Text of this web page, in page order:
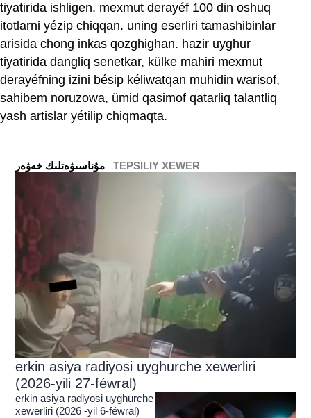
tiyatirida ishligen. mexmut derayéf 100 din oshuq
itotlarni yézip chiqqan. uning eserliri tamashibinlar
arisida chong inkas qozghighan. hazir uyghur
tiyatirida dangliq senetkar, külke mahiri mexmut
derayéfning izini bésip kéliwatqan muhidin warisof,
sahibem noruzowa, ümid qasimof qatarliq talantliq
yash artislar yétilip chiqmaqta.
TEPSILIY XEWER
erkin asiya radiyosi uyghurche xewerliri
(2026-yili 27-féwral)
erkin asiya radiyosi uyghurche
xewerliri (2026 -yil 6-féwral)